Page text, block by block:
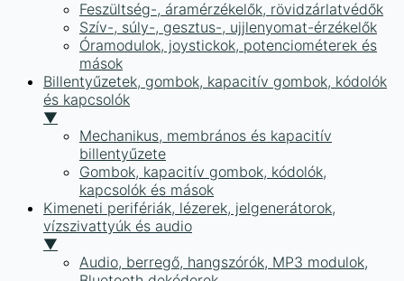
Feszültség-, áramérzékelők, rövidzárlatvédők
Szív-, súly-, gesztus-, ujjlenyomat-érzékelők
Óramodulok, joystickok, potenciométerek és
mások
Billentyűzetek, gombok, kapacitív gombok, kódolók
és kapcsolók
▼
Mechanikus, membrános és kapacitív
billentyűzete
Gombok, kapacitív gombok, kódolók,
kapcsolók és mások
Kimeneti perifériák, lézerek, jelgenerátorok,
vízszivattyúk és audio
▼
Audio, berregő, hangszórók, MP3 modulok,